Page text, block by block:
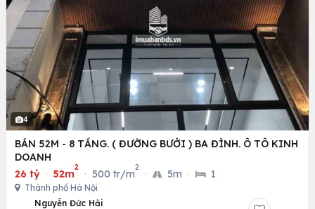
4
BÁN 52M - 8 TẦNG. ( ĐƯỜNG BƯỞI ) BA ĐÌNH. Ô TÔ KINH
DOANH
26 tỷ · 52m
2
· 500 tr/m
2
· 5m · 1
Thành phố Hà Nội
Nguyễn Đức Hải